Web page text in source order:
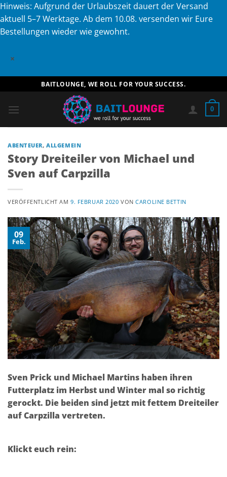
Hinweis: Aufgrund der Urlaubszeit dauert der Versand
aktuell 5–7 Werktage. Ab dem 10.08. versenden wir Eure
Bestellungen wieder wie gewohnt.
×
Inhalt
springen
BAITLOUNGE, WE ROLL FOR YOUR SUCCESS.
0
ABENTEUER,ALLGEMEIN
Story Dreiteiler von Michael und
Sven auf Carpzilla
VERÖFFENTLICHT AM9. FEBRUAR 2020 VONCAROLINE BETTIN
09
Feb.
Sven Prick und Michael Martins haben ihren
Futterplatz im Herbst und Winter mal so richtig
gerockt. Die beiden sind jetzt mit fettem Dreiteiler
auf Carpzilla vertreten.
Klickt euch rein: